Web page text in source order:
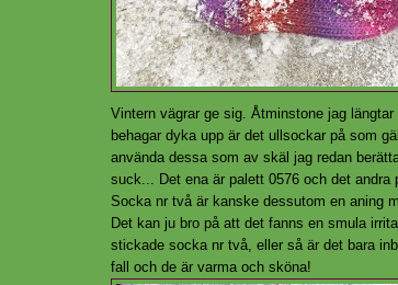
Vintern vägrar ge sig. Åtminstone jag
behagar dyka upp är det ullsockar på som
använda dessa som av skäl jag redan
suck... Det ena är palett 0576 och det andra
Socka nr två är kanske dessutom en aning
Det kan ju bro på att det fanns en smula
stickade socka nr två, eller så är det bara
fall och de är varma och sköna!